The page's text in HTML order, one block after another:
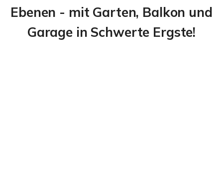
Ebenen - mit Garten, Balkon und
Garage in Schwerte Ergste!